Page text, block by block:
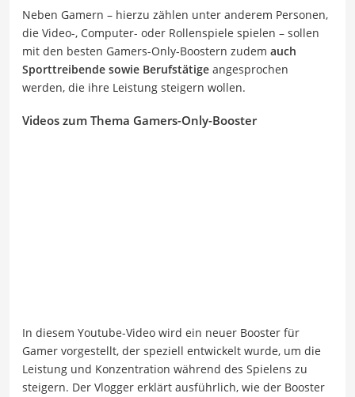
Neben Gamern – hierzu zählen unter anderem Personen,
die Video-, Computer- oder Rollenspiele spielen – sollen
mit den besten Gamers-Only-Boostern zudem auch
Sporttreibende sowie Berufstätige angesprochen
werden, die ihre Leistung steigern wollen.
Videos zum Thema Gamers-Only-Booster
In diesem Youtube-Video wird ein neuer Booster für
Gamer vorgestellt, der speziell entwickelt wurde, um die
Leistung und Konzentration während des Spielens zu
steigern. Der Vlogger erklärt ausführlich, wie der Booster